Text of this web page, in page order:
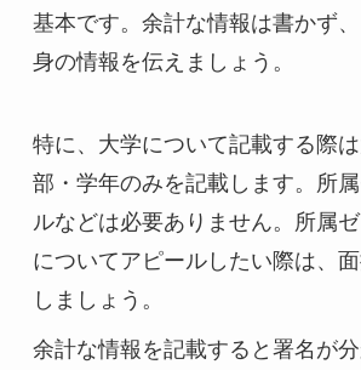
基本です。余計な情報は書かず
身の情報を伝えましょう。
特に、大学について記載する際
部・学年のみを記載します。所
ルなどは必要ありません。所属
についてアピールしたい際は、
しましょう。
余計な情報を記載すると署名が